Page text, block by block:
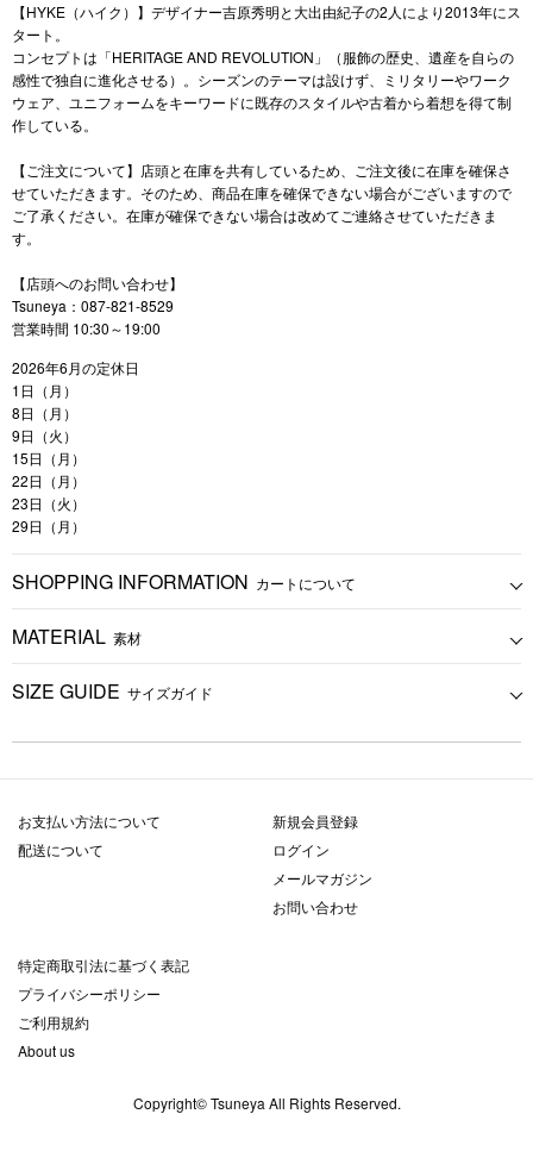
【HYKE（ハイク）】デザイナー吉原秀明と大出由紀子の2人により2013年にス
タート。
コンセプトは「HERITAGE AND REVOLUTION」（服飾の歴史、遺産を自らの
感性で独自に進化させる）。シーズンのテーマは設けず、ミリタリーやワーク
ウェア、ユニフォームをキーワードに既存のスタイルや古着から着想を得て制
作している。
【ご注文について】店頭と在庫を共有しているため、ご注文後に在庫を確保さ
せていただきます。そのため、商品在庫を確保できない場合がございますので
ご了承ください。在庫が確保できない場合は改めてご連絡させていただきま
す。
【店頭へのお問い合わせ】
Tsuneya：087-821-8529
営業時間 10:30～19:00
2026年6月の定休日
1日（月）
8日（月）
9日（火）
15日（月）
22日（月）
23日（火）
29日（月）
SHOPPING INFORMATION カートについて
MATERIAL 素材
SIZE GUIDE サイズガイド
お支払い方法について
配送について
新規会員登録
ログイン
メールマガジン
お問い合わせ
特定商取引法に基づく表記
プライバシーポリシー
ご利用規約
About us
Copyright© Tsuneya All Rights Reserved.